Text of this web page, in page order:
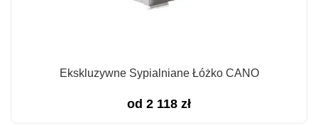
Ekskluzywne Sypialniane Łóżko CANO
od 2 118 zł